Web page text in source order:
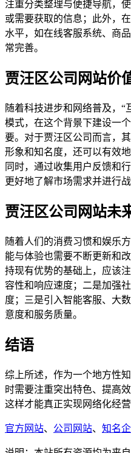
注重分类整理与便捷导航，
或需要获取的信息；此外，
水平，如在线客服系统、商
常完善。
贾汪区公司网站价
随着科技进步和网络普及，“
模式，在这个背景下建设一
要。对于贾汪区公司而言，
形象和知名度，还可以有效
同时，通过收集用户反馈和
更好地了解市场需求并进行战
贾汪区公司网站未
随着人们的消费习惯和娱乐
能与体验也需要不断更新和
持现有优势的基础上，应该
容性和响应速度；二是加强
度；三是引入智能客服、大
意度和服务质量。
结语
综上所述，作为一个地方性
时需要注重突出特色、提高
这样才能真正实现网络化经
官方网站、 公司网站、 知名